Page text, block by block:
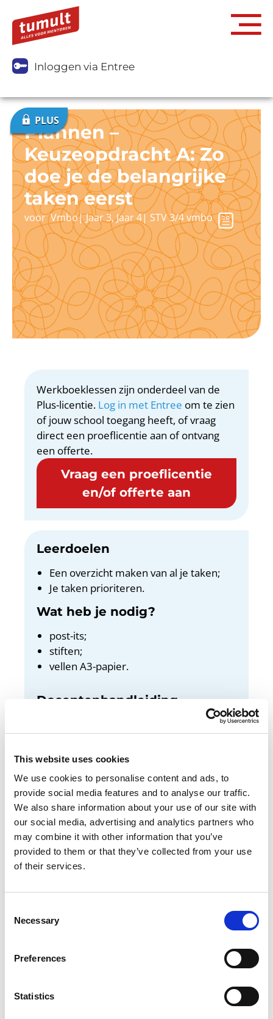
This website uses cookies
We use cookies to personalise content and ads, to
provide social media features and to analyse our traffic.
We also share information about your use of our site with
our social media, advertising and analytics partners who
may combine it with other information that you’ve
provided to them or that they’ve collected from your use
of their services.
Selection
Necessary
Preferences
Statistics
Inloggen via Entree
Plannen –
Keuzeopdracht A: Zo
doe je de belangrijke
taken eerst
voorVmbo|Jaar 3,Jaar 4| STV 3/4 vmbo
Werkboeklessen zijn onderdeel van de
Plus-licentie. Log in met Entree om te zien
of jouw school toegang heeft, of vraag
direct een proeflicentie aan of ontvang
een offerte.
Vraag een proeflicentie
en/of offerte aan
Leerdoelen
Een overzicht maken van al je taken;
Je taken prioriteren.
Wat heb je nodig?
post-its;
stiften;
vellen A3-papier.
Docentenhandleiding
Bekijk de docentenhandleiding
Belangrijke taken doe je eerst. Minder
belangrijke taken daarna. Hoe je die keuzes
maakt? Dat leer je in deze opdracht.
Inloggen